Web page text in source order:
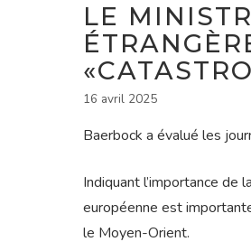
LE
16 avril 2025
Baerbock a évalué les
Indiquant l’importance
européenne est
le Moyen-Orient.